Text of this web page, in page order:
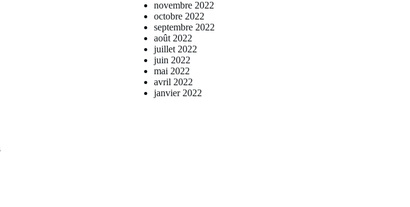
novembre 2022
octobre 2022
septembre 2022
août 2022
juillet 2022
juin 2022
mai 2022
avril 2022
janvier 2022